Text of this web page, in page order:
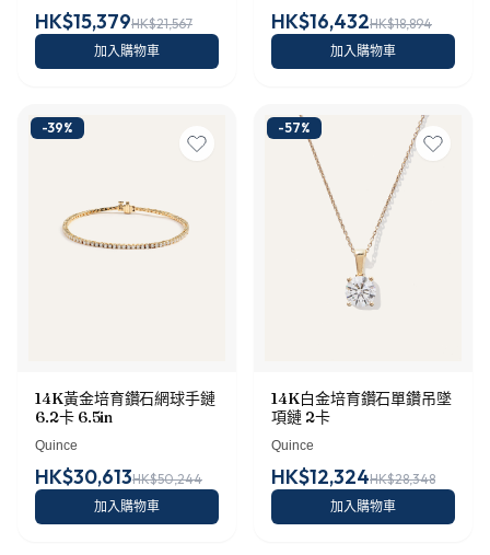
HK$15,379HK$21,567
加入購物車
HK$16,432HK$18,894
加入購物車
-39%
14K黃金培育鑽石網球手鏈
6.2卡 6.5in
Quince
HK$30,613HK$50,244
加入購物車
-57%
14K白金培育鑽石單鑽吊墜
項鏈 2卡
Quince
HK$12,324HK$28,348
加入購物車